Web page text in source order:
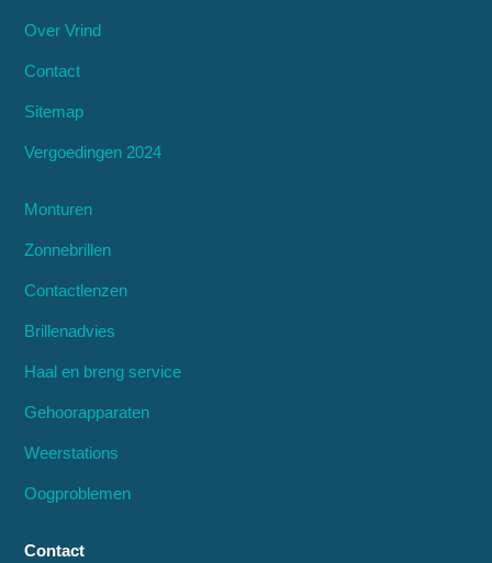
Over Vrind
Contact
Sitemap
Vergoedingen 2024
Monturen
Zonnebrillen
Contactlenzen
Brillenadvies
Haal en breng service
Gehoorapparaten
Weerstations
Oogproblemen
Contact